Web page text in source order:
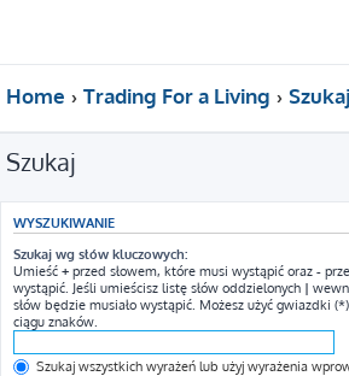
Home Trading For a Living Szukaj
Szukaj
WYSZUKIWANIE
Szukaj wg słów kluczowych:
Umieść + przed słowem, które musi wystąpić oraz -
wystąpić. Jeśli umieścisz listę słów oddzielonych |
słów będzie musiało wystąpić. Możesz użyć gwiazdki
ciągu znaków.
Szukaj wszystkich wyrażeń lub użyj wyrażenia